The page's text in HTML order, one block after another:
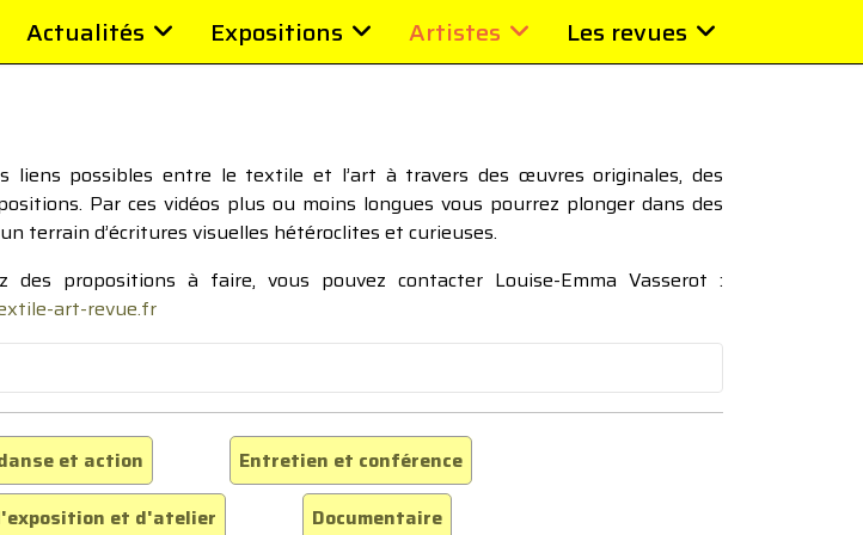
Actualités Expositions Artistes Les revues
liens possibles entre le textile et l’art à travers des œuvres originales, des
Par ces vidéos plus ou moins longues vous pourrez plonger dans des
terrain d’écritures visuelles hétéroclites et curieuses.
propositions à faire, vous pouvez contacter Louise-Emma Vasserot :
art-revue.fr
et action
Entretien et conférence
et d'atelier Documentaire